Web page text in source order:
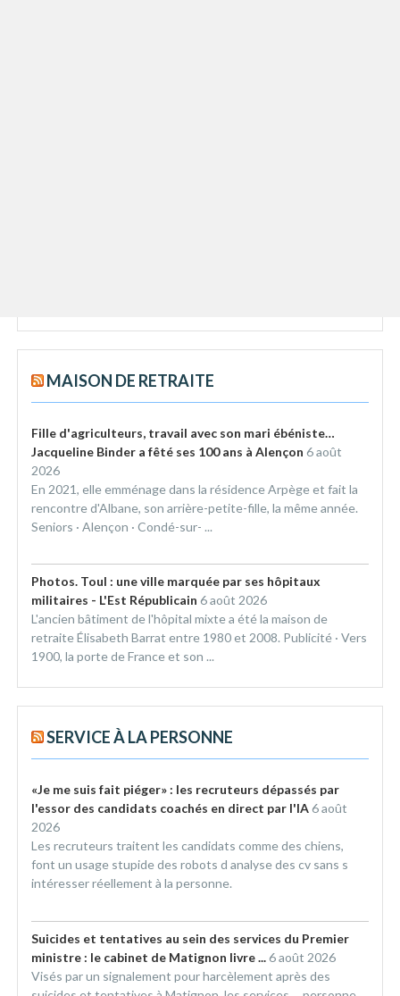
MAISON DE RETRAITE
Fille d'agriculteurs, travail avec son mari ébéniste…
Jacqueline Binder a fêté ses 100 ans à Alençon 6 août
2026
En 2021, elle emménage dans la résidence Arpège et fait la
rencontre d'Albane, son arrière-petite-fille, la même année.
Seniors · Alençon · Condé-sur- ...
Photos. Toul : une ville marquée par ses hôpitaux
militaires - L'Est Républicain 6 août 2026
L'ancien bâtiment de l'hôpital mixte a été la maison de
retraite Élisabeth Barrat entre 1980 et 2008. Publicité · Vers
1900, la porte de France et son ...
SERVICE À LA PERSONNE
«Je me suis fait piéger» : les recruteurs dépassés par
l'essor des candidats coachés en direct par l'IA 6 août
2026
Les recruteurs traitent les candidats comme des chiens,
font un usage stupide des robots d analyse des cv sans s
intéresser réellement à la personne.
Suicides et tentatives au sein des services du Premier
ministre : le cabinet de Matignon livre ... 6 août 2026
Visés par un signalement pour harcèlement après des